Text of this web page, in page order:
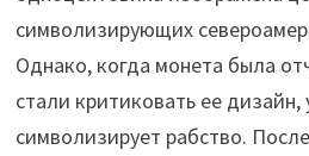
символизирующих
Однако, когда монета была
стали критиковать ее
символизирует рабство.